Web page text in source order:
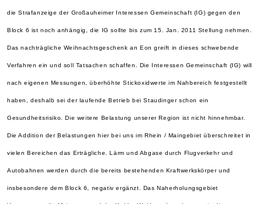
die Strafanzeige der Großauheimer Interessen Gemeinschaft (IG) gegen den
Block 6 ist noch anhängig, die IG sollte bis zum 15. Jan. 2011 Stellung nehmen.
Das nachträgliche Weihnachtsgeschenk an Eon greift in dieses schwebende
Verfahren ein und soll Tatsachen schaffen. Die Interessen Gemeinschaft (IG) will
nach eigenen Messungen, überhöhte Stickoxidwerte im Nahbereich festgestellt
haben, deshalb sei der laufende Betrieb bei Staudinger schon ein
Gesundheitsrisiko. Die weitere Belastung unserer Region ist nicht hinnehmbar.
Die Addition der Belastungen hier bei uns im Rhein / Maingebiet überschreitet in
vielen Bereichen das Erträgliche. Lärm und Abgase durch Flugverkehr und
Autobahnen werden durch die bereits bestehenden Kraftwerkskörper und
insbesondere dem Block 6, negativ ergänzt. Das Naherholungsgebiet